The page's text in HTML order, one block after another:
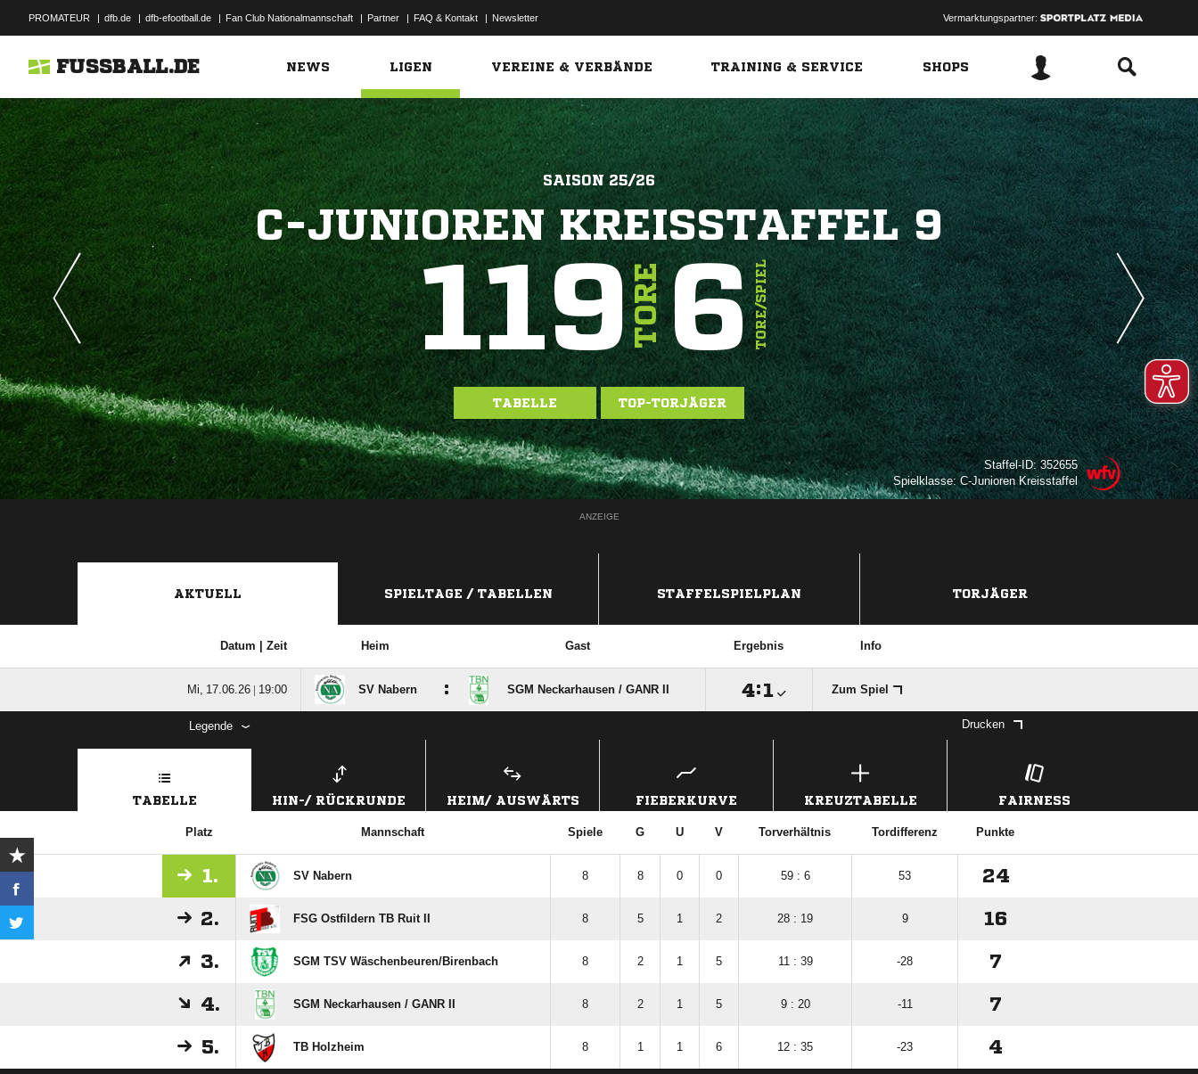
PROMATEUR | dfb.de | dfb-efootball.de | Fan Club Nationalmannschaft | Partner | FAQ & Kontakt | Newsletter Vermarktungspartner:
FUSSBALL.DE NEWS LIGEN VEREINE & VERBÄNDE TRAINING & SERVICE SHOPS
SAISON 25/26
C-JUNIOREN KREISSTAFFEL 9
119TORE6TORE/SPIEL
TABELLE TOP-TORJÄGER
Staffel-ID: 352655
Spielklasse: C-Junioren Kreisstaffel
ANZEIGE
AKTUELL SPIELTAGE / TABELLEN STAFFELSPIELPLAN TORJÄGER
Datum | Zeit Heim Gast Ergebnis Info
  |  SV Nabern : SGM Neckarhausen /​ GANR II : Zum Spiel
Legende Drucken
TABELLE HIN-/ RÜCKRUNDE HEIM/ AUSWÄRTS FIEBERKURVE KREUZTABELLE FAIRNESS
Platz Mannschaft Spiele G U V Torverhältnis Tordifferenz Punkte
1. SV Nabern 8 8 0 0 59 : 6 53 24
2. FSG Ostfildern TB Ruit II 8 5 1 2 28 : 19 9 16
3. SGM TSV Wäschenbeuren/​Birenbach 8 2 1 5 11 : 39 -28 7
4. SGM Neckarhausen /​ GANR II 8 2 1 5 9 : 20 -11 7
5. TB Holzheim 8 1 1 6 12 : 35 -23 4